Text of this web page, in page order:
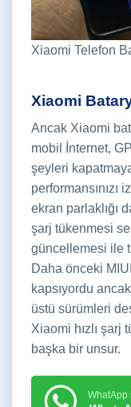
Xiaomi Telefon
Xiaomi
Ancak Xiaomi
mobil İnternet,
şeyleri
performansınızı
ekran parlaklığı
şarj tükenmesi
güncellemesi ile
Daha önceki
kapsıyordu
üstü sürümleri
Xiaomi hızlı şarj
başka bir unsur.
WhatApp